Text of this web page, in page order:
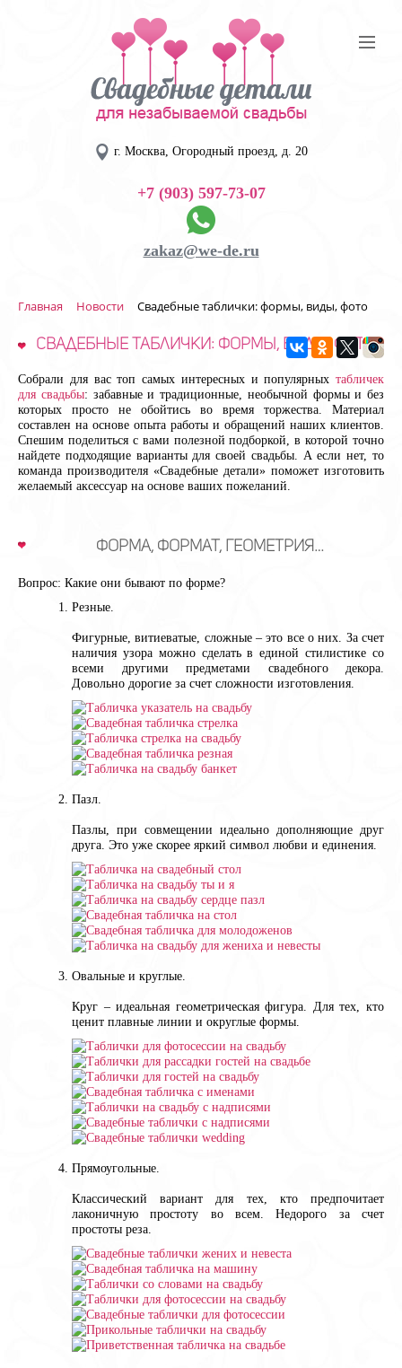
г. Москва, Огородный проезд, д. 20
+7 (903) 597-73-07
zakaz@we-de.ru
Главная Новости Свадебные таблички: формы, виды, фото
Свадебные таблички: формы, виды, фото
Собрали для вас топ самых интересных и популярных табличек
для свадьбы: забавные и традиционные, необычной формы и без
которых просто не обойтись во время торжества. Материал
составлен на основе опыта работы и обращений наших клиентов.
Спешим поделиться с вами полезной подборкой, в которой точно
найдете подходящие варианты для своей свадьбы. А если нет, то
команда производителя «Свадебные детали» поможет изготовить
желаемый аксессуар на основе ваших пожеланий.
Форма, формат, геометрия…
Вопрос: Какие они бывают по форме?
Резные.
Фигурные, витиеватые, сложные – это все о них. За счет
наличия узора можно сделать в единой стилистике со
всеми другими предметами свадебного декора.
Довольно дорогие за счет сложности изготовления.
Пазл.
Пазлы, при совмещении идеально дополняющие друг
друга. Это уже скорее яркий символ любви и единения.
Овальные и круглые.
Круг – идеальная геометрическая фигура. Для тех, кто
ценит плавные линии и округлые формы.
Прямоугольные.
Классический вариант для тех, кто предпочитает
лаконичную простоту во всем. Недорого за счет
простоты реза.